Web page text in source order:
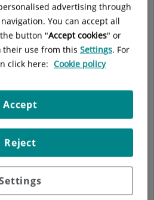
Ruber Juan Bravo
advertising through
You can accept all
button "Accept cookies" or
their use from this Settings. For
click here: Cookie policy
Reject
Accept